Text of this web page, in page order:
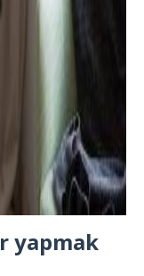
yapmak